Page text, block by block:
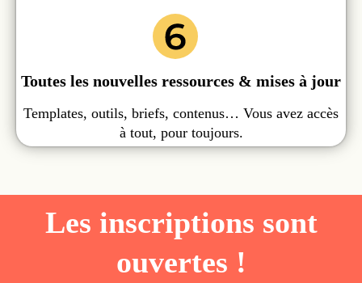
Toutes les nouvelles ressources & mises à jour
Templates, outils, briefs, contenus… Vous avez accès
à tout, pour toujours.
Les inscriptions sont
ouvertes !